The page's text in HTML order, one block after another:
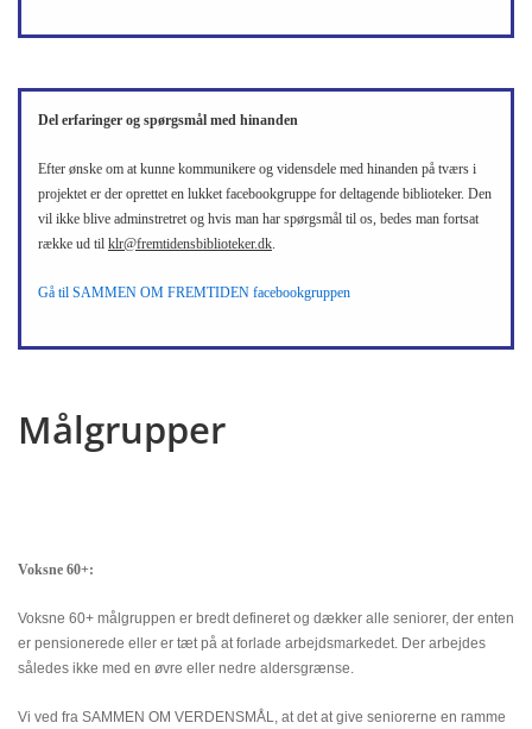
Del erfaringer og spørgsmål med hinanden
Efter ønske om at kunne kommunikere og vidensdele med hinanden på tværs i
projektet er der oprettet en lukket facebookgruppe for deltagende biblioteker. Den
vil ikke blive adminstretret og hvis man har spørgsmål til os, bedes man fortsat
række ud til klr@fremtidensbiblioteker.dk.
Gå til SAMMEN OM FREMTIDEN facebookgruppen
Målgrupper
Voksne 60+:
Voksne 60+ målgruppen er bredt defineret og dækker alle seniorer, der enten
er pensionerede eller er tæt på at forlade arbejdsmarkedet. Der arbejdes
således ikke med en øvre eller nedre aldersgrænse.
Vi ved fra SAMMEN OM VERDENSMÅL, at det at give seniorerne en ramme